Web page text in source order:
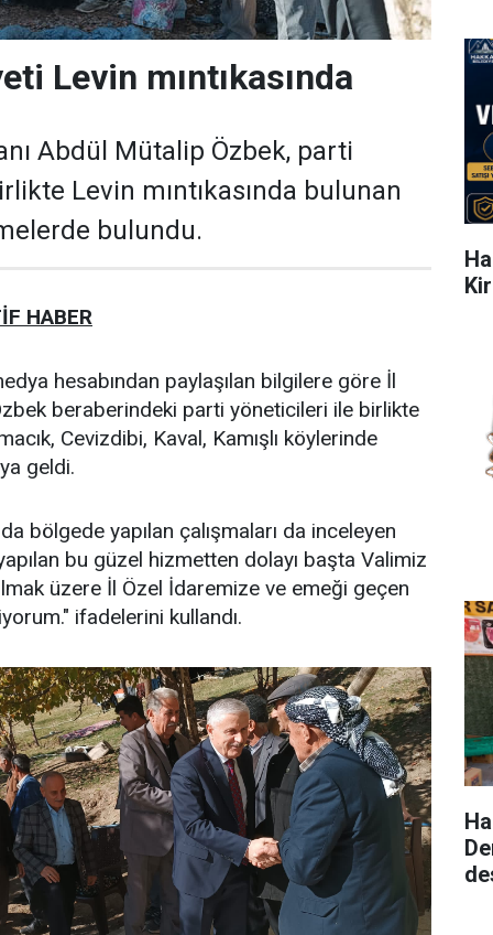
Levin mıntıkasında
Abdül Mütalip Özbek, parti
Levin mıntıkasında bulunan
bulundu.
HABER
hesabından paylaşılan bilgilere göre İl
beraberindeki parti yöneticileri ile birlikte
Cevizdibi, Kaval, Kamışlı köylerinde
geldi.
bölgede yapılan çalışmaları da inceleyen
bu güzel hizmetten dolayı başta Valimiz
üzere İl Özel İdaremize ve emeği geçen
ifadelerini kullandı.